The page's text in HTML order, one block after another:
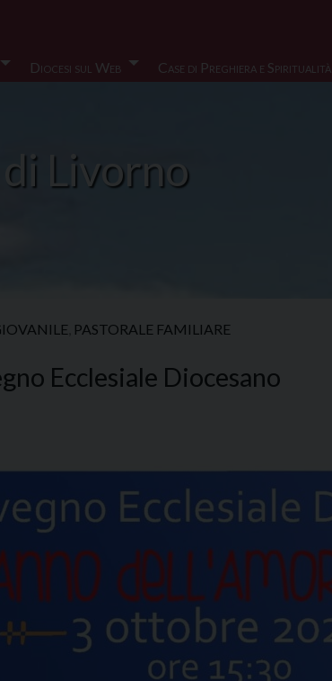
Diocesi sul Web Case di Preghiera e Spiritualità
Livorno
PASTORALE FAMILIARE
Ecclesiale Diocesano